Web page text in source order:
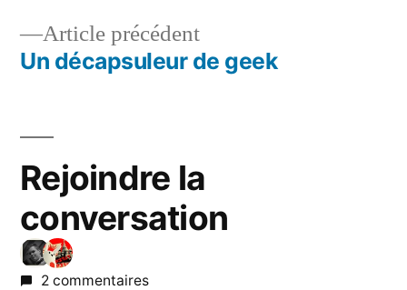
l’article
Article précédentArticle
précédent :
Un décapsuleur de geek
Rejoindre la
conversation
2 commentaires